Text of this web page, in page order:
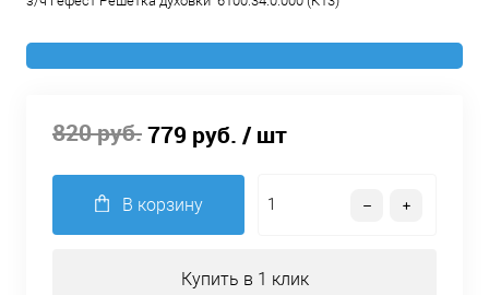
820 руб.779 руб. / шт
В корзину
Купить в 1 клик